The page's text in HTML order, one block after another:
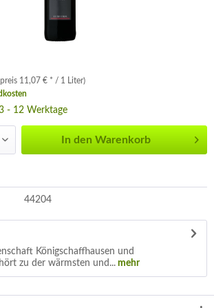
11,07 € * / 1 Liter)
- 12 Werktage
In den Warenkorb
44204
Königschaffhausen und
zu der wärmsten und... mehr